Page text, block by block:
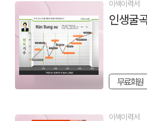
이색이력서
인생굴
무료회원
이색이력서